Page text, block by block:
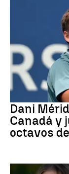
Dani
Canadá y
octavos